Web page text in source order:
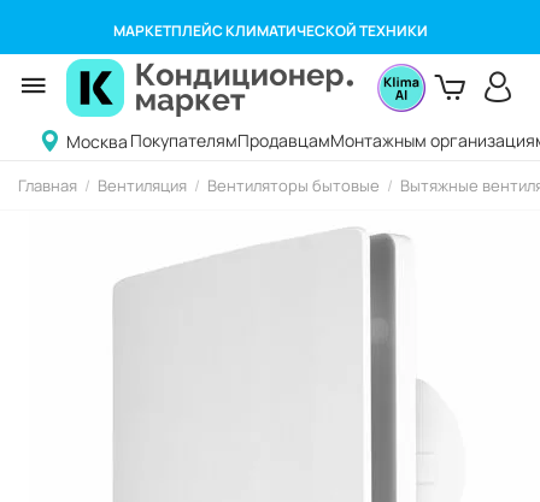
МАРКЕТПЛЕЙС КЛИМАТИЧЕСКОЙ ТЕХНИКИ
Москва ПокупателямПродавцамМонтажным
Главная / Вентиляция / Вентиляторы бытовые / Вытяжные